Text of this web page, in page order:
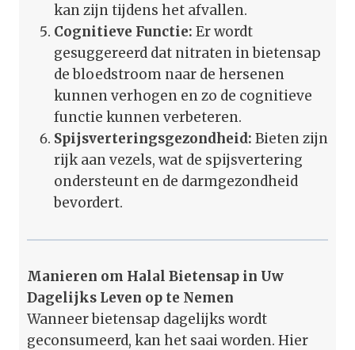
kan zijn tijdens het afvallen.
Cognitieve Functie: Er wordt
gesuggereerd dat nitraten in bietensap
de bloedstroom naar de hersenen
kunnen verhogen en zo de cognitieve
functie kunnen verbeteren.
Spijsverteringsgezondheid: Bieten zijn
rijk aan vezels, wat de spijsvertering
ondersteunt en de darmgezondheid
bevordert.
Manieren om Halal Bietensap in Uw
Dagelijks Leven op te Nemen
Wanneer bietensap dagelijks wordt
geconsumeerd, kan het saai worden. Hier